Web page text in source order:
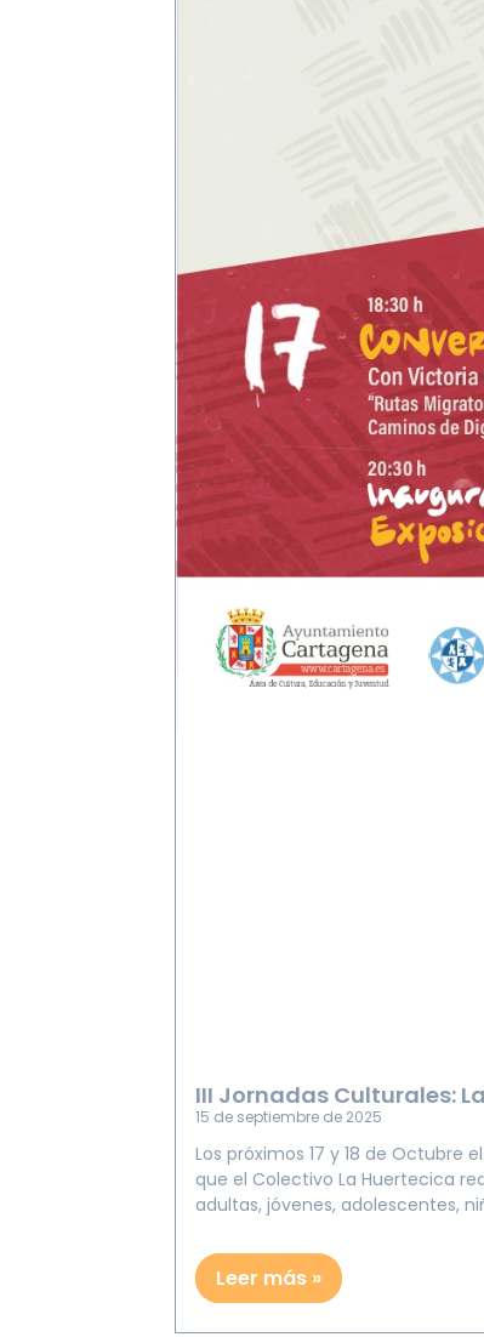
III Jornadas Culturales:
15 de septiembre de 2025
Los próximos 17 y 18 de
que el Colectivo La Huertecica
adultas, jóvenes, adolescentes,
Leer más »